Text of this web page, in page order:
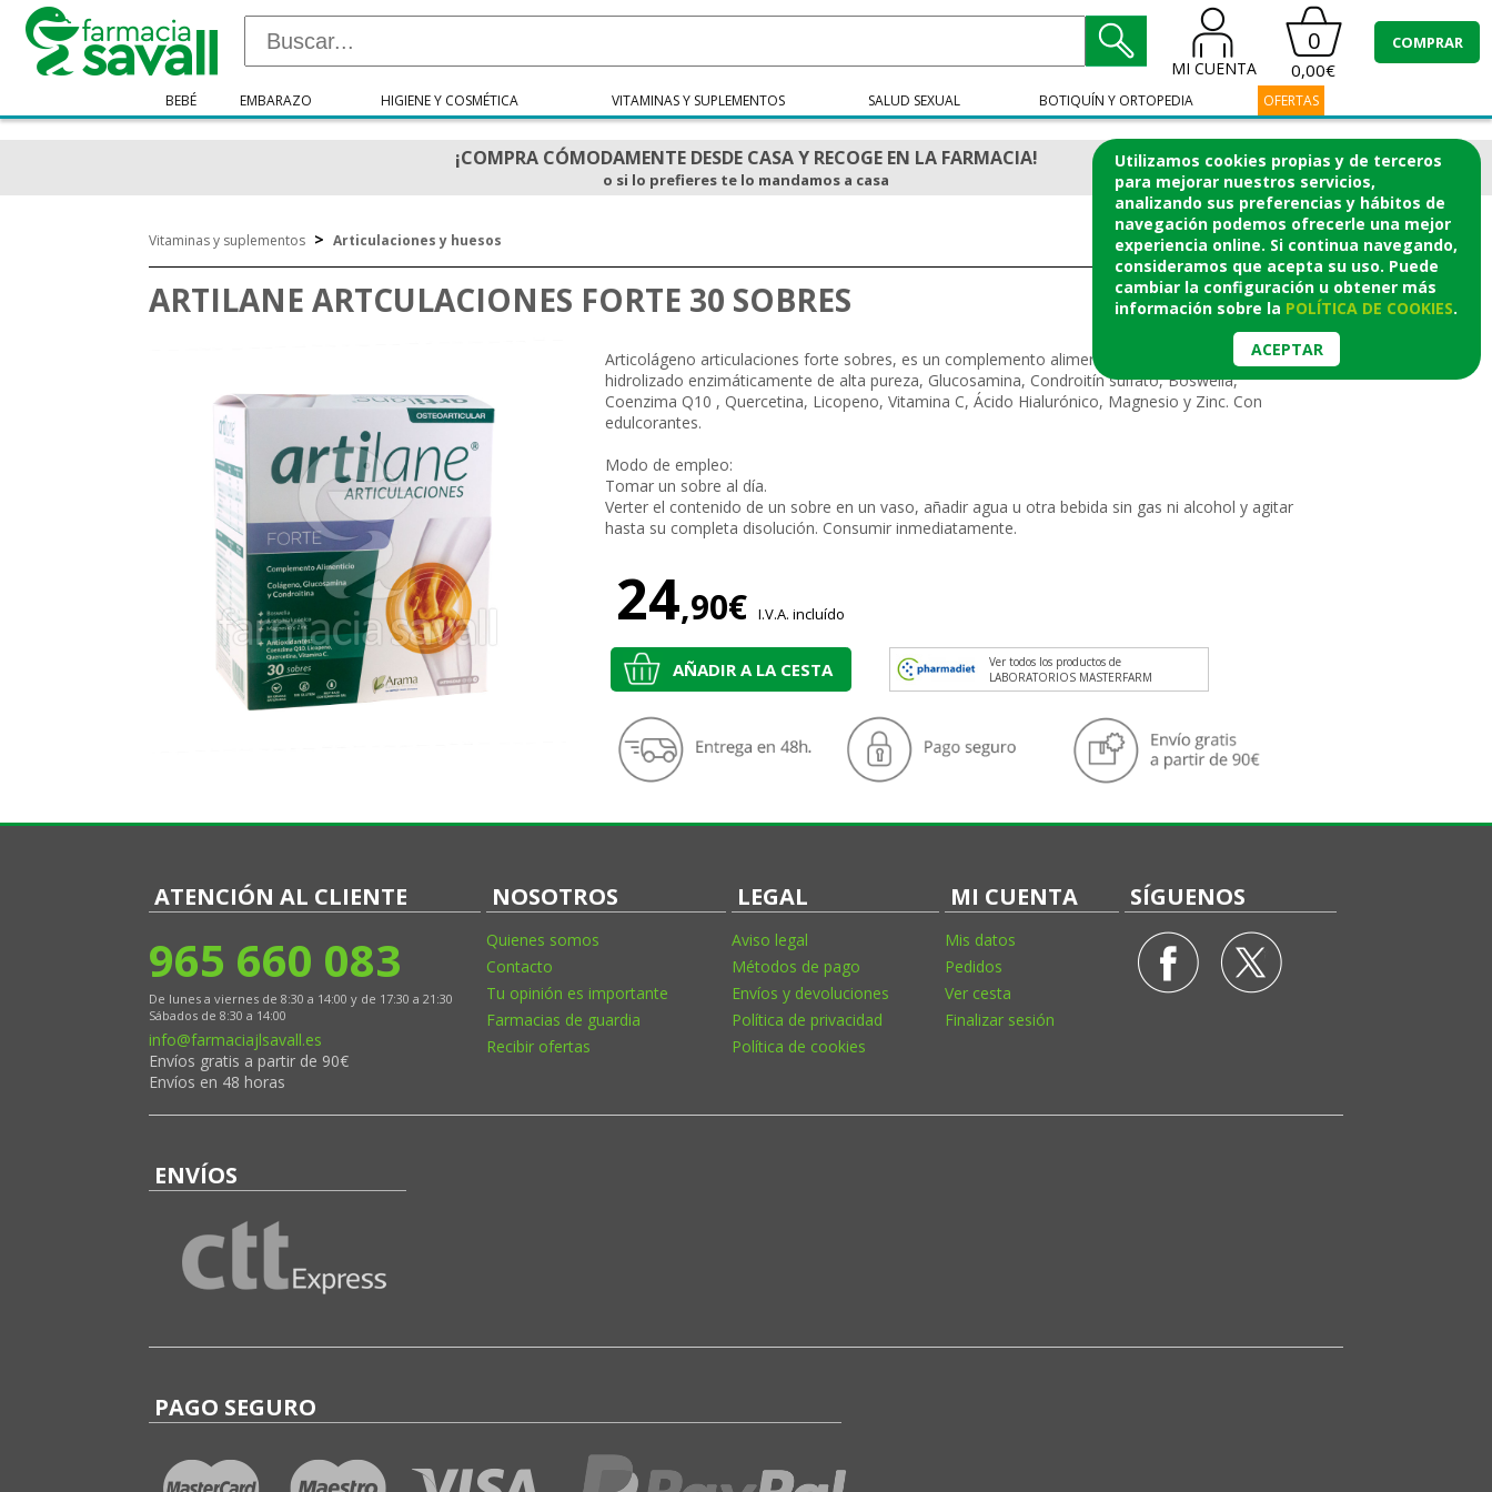
Utilizamos cookies propias y de terceros
para mejorar nuestros servicios,
analizando sus preferencias y hábitos de
navegación podemos ofrecerle una mejor
experiencia online. Si continua navegando,
consideramos que acepta su uso. Puede
cambiar la configuración u obtener más
información sobre la POLÍTICA DE COOKIES.
ACEPTAR
MI CUENTA
0
0,00€
COMPRAR
BEBÉ EMBARAZO HIGIENE Y COSMÉTICA VITAMINAS Y SUPLEMENTOS SALUD SEXUAL BOTIQUÍN Y ORTOPEDIA OFERTAS
¡COMPRA CÓMODAMENTE DESDE CASA Y RECOGE EN LA FARMACIA!
o si lo prefieres te lo mandamos a casa
Vitaminas y suplementos > Articulaciones y huesos
ARTILANE ARTCULACIONES FORTE 30 SOBRES
Articolágeno articulaciones forte sobres, es un complemento alimenticioa base de Colágeno
hidrolizado enzimáticamente de alta pureza, Glucosamina, Condroitín sulfato, Boswelia,
Coenzima Q10 , Quercetina, Licopeno, Vitamina C, Ácido Hialurónico, Magnesio y Zinc. Con
edulcorantes.
Modo de empleo:
Tomar un sobre al día.
Verter el contenido de un sobre en un vaso, añadir agua u otra bebida sin gas ni alcohol y agitar
hasta su completa disolución. Consumir inmediatamente.
24,90€ I.V.A. incluído
AÑADIR A LA CESTA
Ver todos los productos de
LABORATORIOS MASTERFARM
ATENCIÓN AL CLIENTE
965 660 083
De lunes a viernes de 8:30 a 14:00 y de 17:30 a 21:30
Sábados de 8:30 a 14:00
info@farmaciajlsavall.es
Envíos gratis a partir de 90€
Envíos en 48 horas
NOSOTROS
Quienes somos
Contacto
Tu opinión es importante
Farmacias de guardia
Recibir ofertas
LEGAL
Aviso legal
Métodos de pago
Envíos y devoluciones
Política de privacidad
Política de cookies
MI CUENTA
Mis datos
Pedidos
Ver cesta
Finalizar sesión
SÍGUENOS
ENVÍOS
PAGO SEGURO